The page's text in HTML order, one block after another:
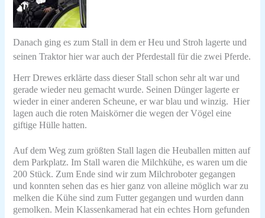
Danach ging es zum Stall in dem er Heu und Stroh lagerte und
seinen Traktor hier war auch der Pferdestall für die zwei Pferde.
Herr Drewes erklärte dass dieser Stall schon sehr alt war und
gerade wieder neu gemacht wurde. Seinen Dünger lagerte er
wieder in einer anderen Scheune, er war blau und winzig. Hier
lagen auch die roten Maiskörner die wegen der Vögel eine
giftige Hülle hatten.
Auf dem Weg zum größten Stall lagen die Heuballen mitten auf
dem Parkplatz. Im Stall waren die Milchkühe, es warenum die
200 Stück. Zum Ende sind wir zum Milchroboter gegangen
und konnten sehen das es hier ganz von alleine möglich war zu
melken die Kühe sind zum Futter gegangen und wurden dann
gemolken. Mein Klassenkamerad hat ein echtes Horn gefunden